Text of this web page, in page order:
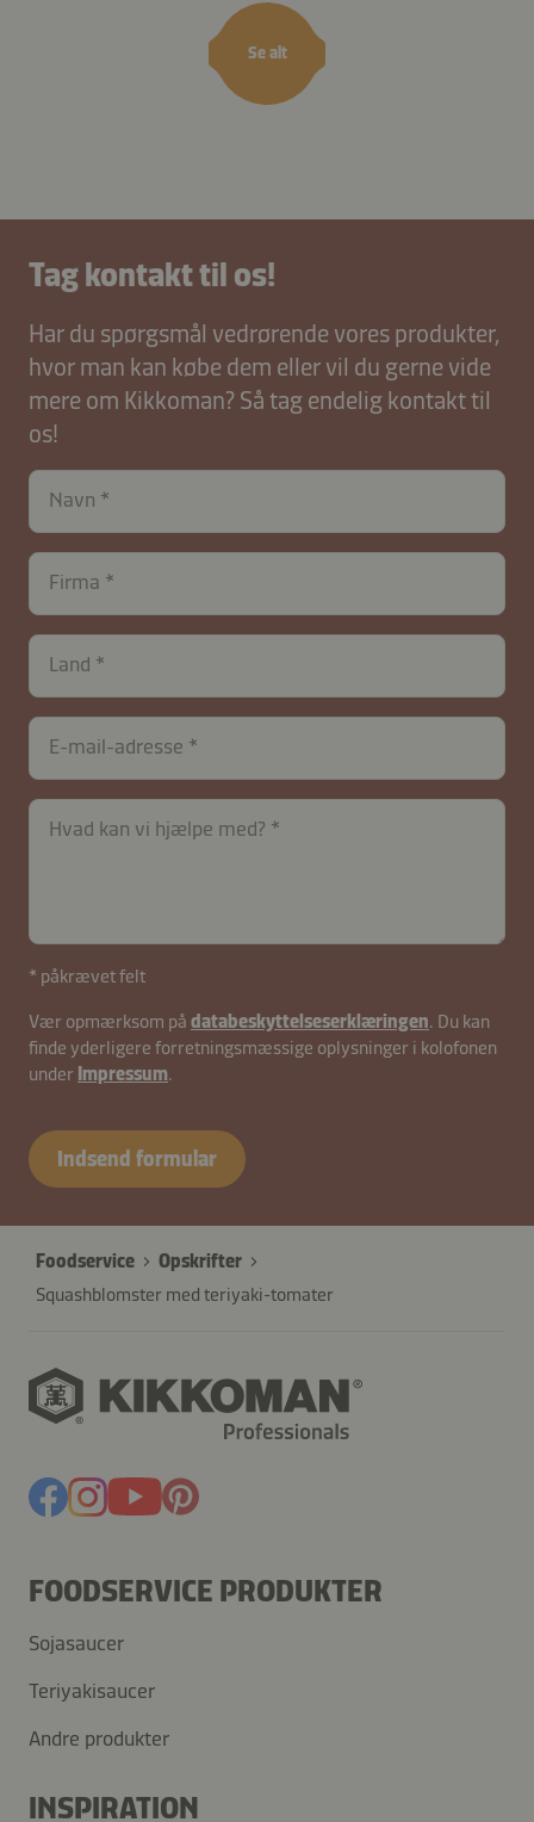
Se alt
Tag kontakt til os!
Har du spørgsmål vedrørende vores produkter,
hvor man kan købe dem eller vil du gerne vide
mere om Kikkoman? Så tag endelig kontakt til
os!
Navn
Firma
Land
E-mail-adresse
Hvad kan vi hjælpe med?
* påkrævet felt
Vær opmærksom på databeskyttelseserklæringen. Du kan
finde yderligere forretningsmæssige oplysninger i kolofonen
under Impressum.
B2B-
26583-
Indsend formular
Foodservice
Opskrifter
Squashblomster med teriyaki-tomater
FOODSERVICE PRODUKTER
Sojasaucer
Teriyakisaucer
Andre produkter
INSPIRATION